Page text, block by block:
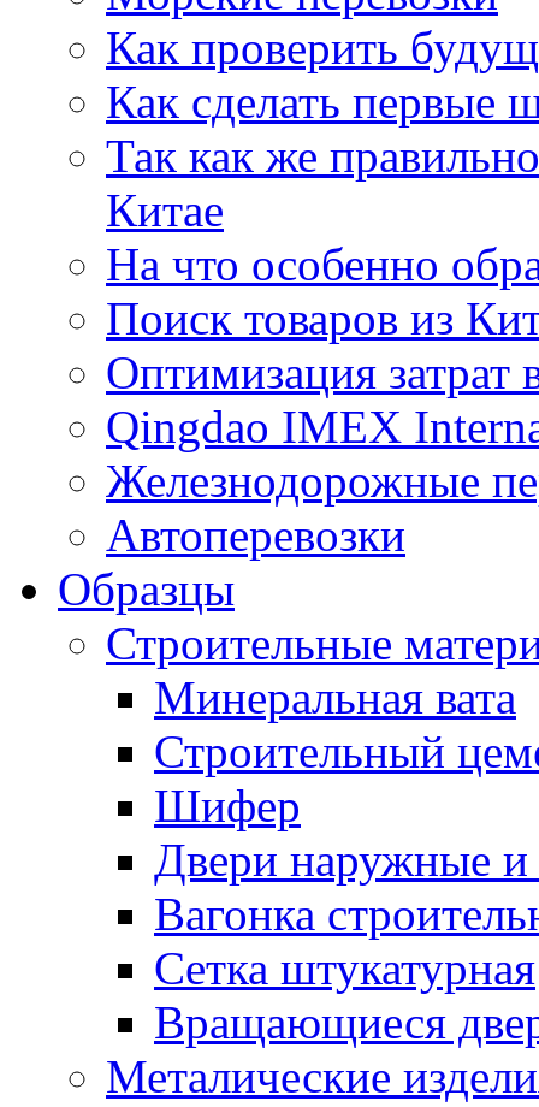
Как проверить
Как сделать первые
Так как же
Китае
На что особенно
Поиск товаров из
Оптимизация затрат
Qingdao IMEX
Железнодорожные
Автоперевозки
Образцы
Строительные
Минеральная вата
Строительный
Шифер
Двери наружные и
Вагонка
Сетка штукатурная
Вращающиеся
Металические